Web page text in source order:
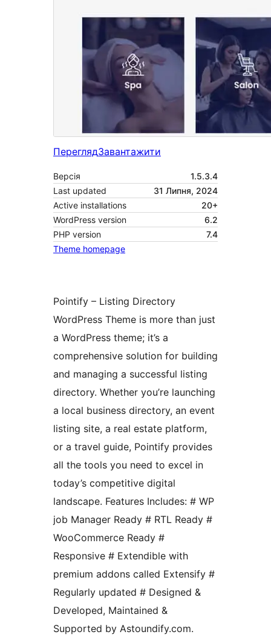
ПереглядЗавантажити
Версія
1.5.3.4
Last updated
31 Липня, 2024
Active installations
20+
WordPress version
6.2
PHP version
7.4
Theme homepage
Pointify – Listing Directory
WordPress Theme is more than just
a WordPress theme; it’s a
comprehensive solution for building
and managing a successful listing
directory. Whether you’re launching
a local business directory, an event
listing site, a real estate platform,
or a travel guide, Pointify provides
all the tools you need to excel in
today’s competitive digital
landscape. Features Includes: # WP
job Manager Ready # RTL Ready #
WooCommerce Ready #
Responsive # Extendible with
premium addons called Extensify #
Regularly updated # Designed &
Developed, Maintained &
Supported by Astoundify.com.